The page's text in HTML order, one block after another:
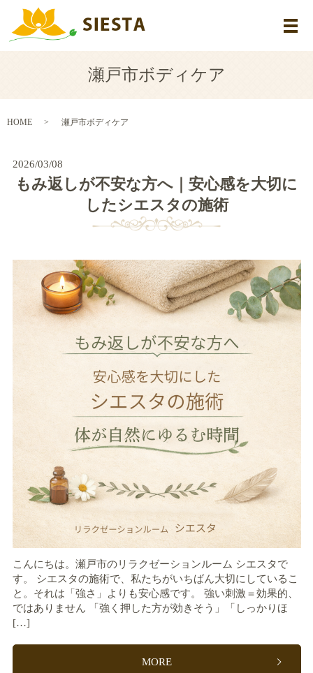
メ
瀬戸市ボディケア
HOME 瀬戸市ボディケア
2026/03/08
もみ返しが不安な方へ｜安心感を大切に
したシエスタの施術
こんにちは。瀬戸市のリラクゼーションルーム シエスタで
す。 シエスタの施術で、私たちがいちばん大切にしているこ
と。それは「強さ」よりも安心感です。 強い刺激＝効果的、
ではありません 「強く押した方が効きそう」「しっかりほ
[…]
MORE